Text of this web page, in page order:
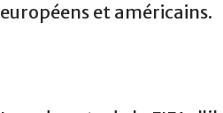
européens et américains.